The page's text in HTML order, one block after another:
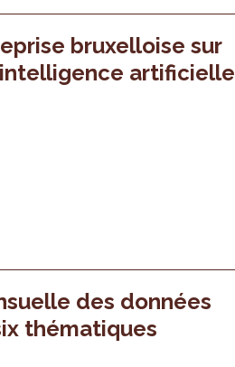
bruxelloise sur
artificielle
des données
thématiques